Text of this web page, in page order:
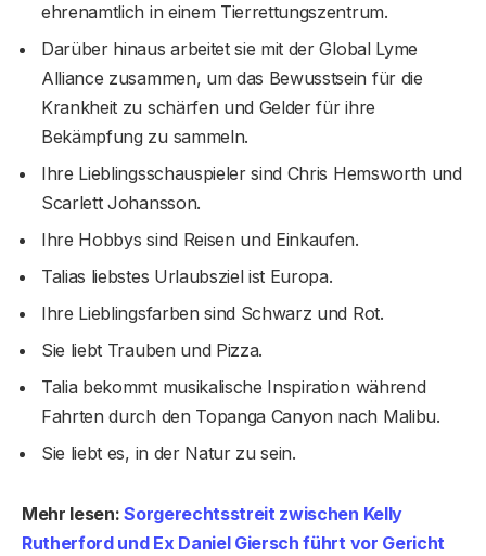
ehrenamtlich in einem Tierrettungszentrum.
Darüber hinaus arbeitet sie mit der Global Lyme
Alliance zusammen, um das Bewusstsein für die
Krankheit zu schärfen und Gelder für ihre
Bekämpfung zu sammeln.
Ihre Lieblingsschauspieler sind Chris Hemsworth und
Scarlett Johansson.
Ihre Hobbys sind Reisen und Einkaufen.
Talias liebstes Urlaubsziel ist Europa.
Ihre Lieblingsfarben sind Schwarz und Rot.
Sie liebt Trauben und Pizza.
Talia bekommt musikalische Inspiration während
Fahrten durch den Topanga Canyon nach Malibu.
Sie liebt es, in der Natur zu sein.
Mehr lesen:Sorgerechtsstreit zwischen Kelly
Rutherford und Ex Daniel Giersch führt vor Gericht